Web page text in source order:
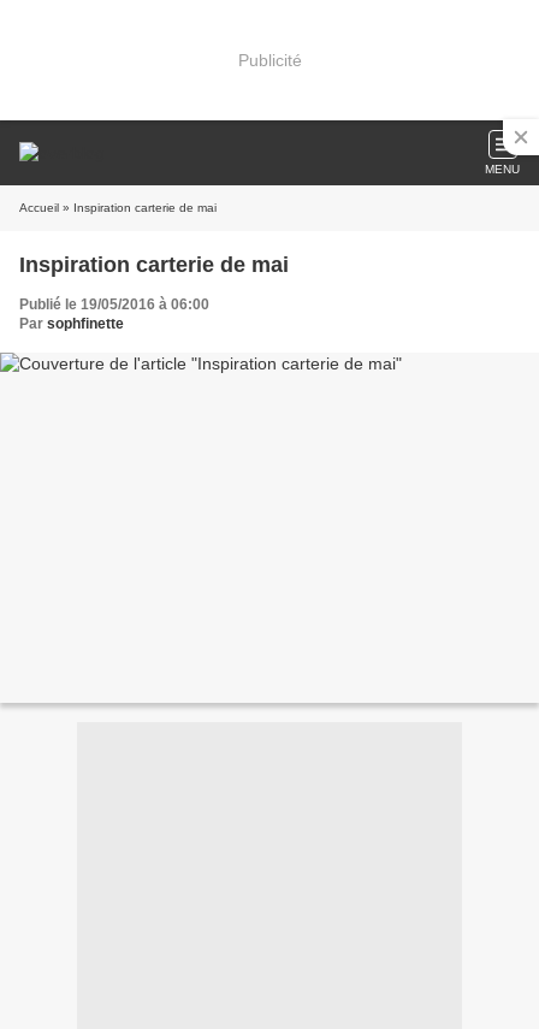
Publicité
MENU
Accueil » Inspiration carterie de mai
Inspiration carterie de mai
Publié le 19/05/2016 à 06:00
Par sophfinette